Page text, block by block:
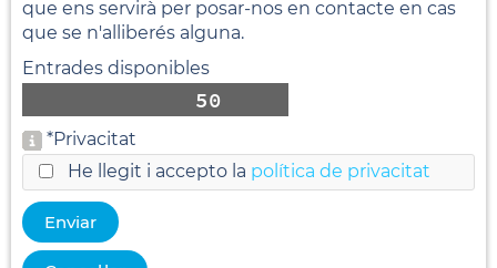
que ens servirà per posar-nos en contacte en cas
que se n'alliberés alguna.
Entrades disponibles
*Privacitat
He llegit i accepto la política de privacitat